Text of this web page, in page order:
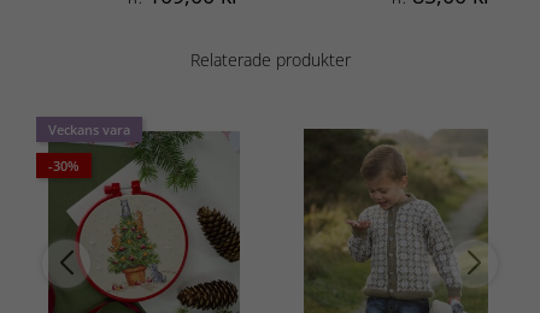
Relaterade produkter
Veckans vara
-30%